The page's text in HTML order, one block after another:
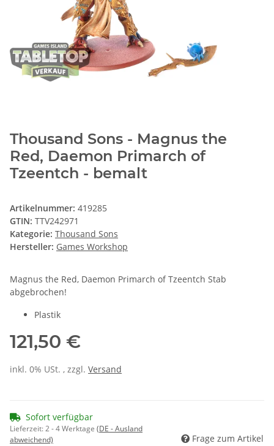
Thousand Sons - Magnus the
Red, Daemon Primarch of
Tzeentch - bemalt
Artikelnummer: 419285
GTIN: TTV242971
Kategorie: Thousand Sons
Hersteller: Games Workshop
Magnus the Red, Daemon Primarch of Tzeentch Stab
abgebrochen!
Plastik
121,50 €
inkl. 0% USt. , zzgl. Versand
Sofort verfügbar
Lieferzeit:2 - 4 Werktage (DE - Ausland
abweichend)
Frage zum Artikel